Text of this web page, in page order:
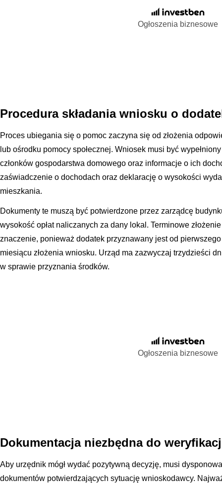
Ogłoszenia biznesowe
Procedura składania wniosku o
Proces ubiegania się o pomoc zaczyna się od złożenia
lub ośrodku pomocy społecznej. Wniosek musi być
członków gospodarstwa domowego oraz informacje o ich
zaświadczenie o dochodach oraz deklarację o wysokości
mieszkania.
Dokumenty te muszą być potwierdzone przez zarządcę
wysokość opłat naliczanych za dany lokal. Terminowe
znaczenie, ponieważ dodatek przyznawany jest od
miesiącu złożenia wniosku. Urząd ma zazwyczaj trzydzieści
w sprawie przyznania środków.
Ogłoszenia biznesowe
Dokumentacja niezbędna do
Aby urzędnik mógł wydać pozytywną decyzję, musi
dokumentów potwierdzających sytuację wnioskodawcy.